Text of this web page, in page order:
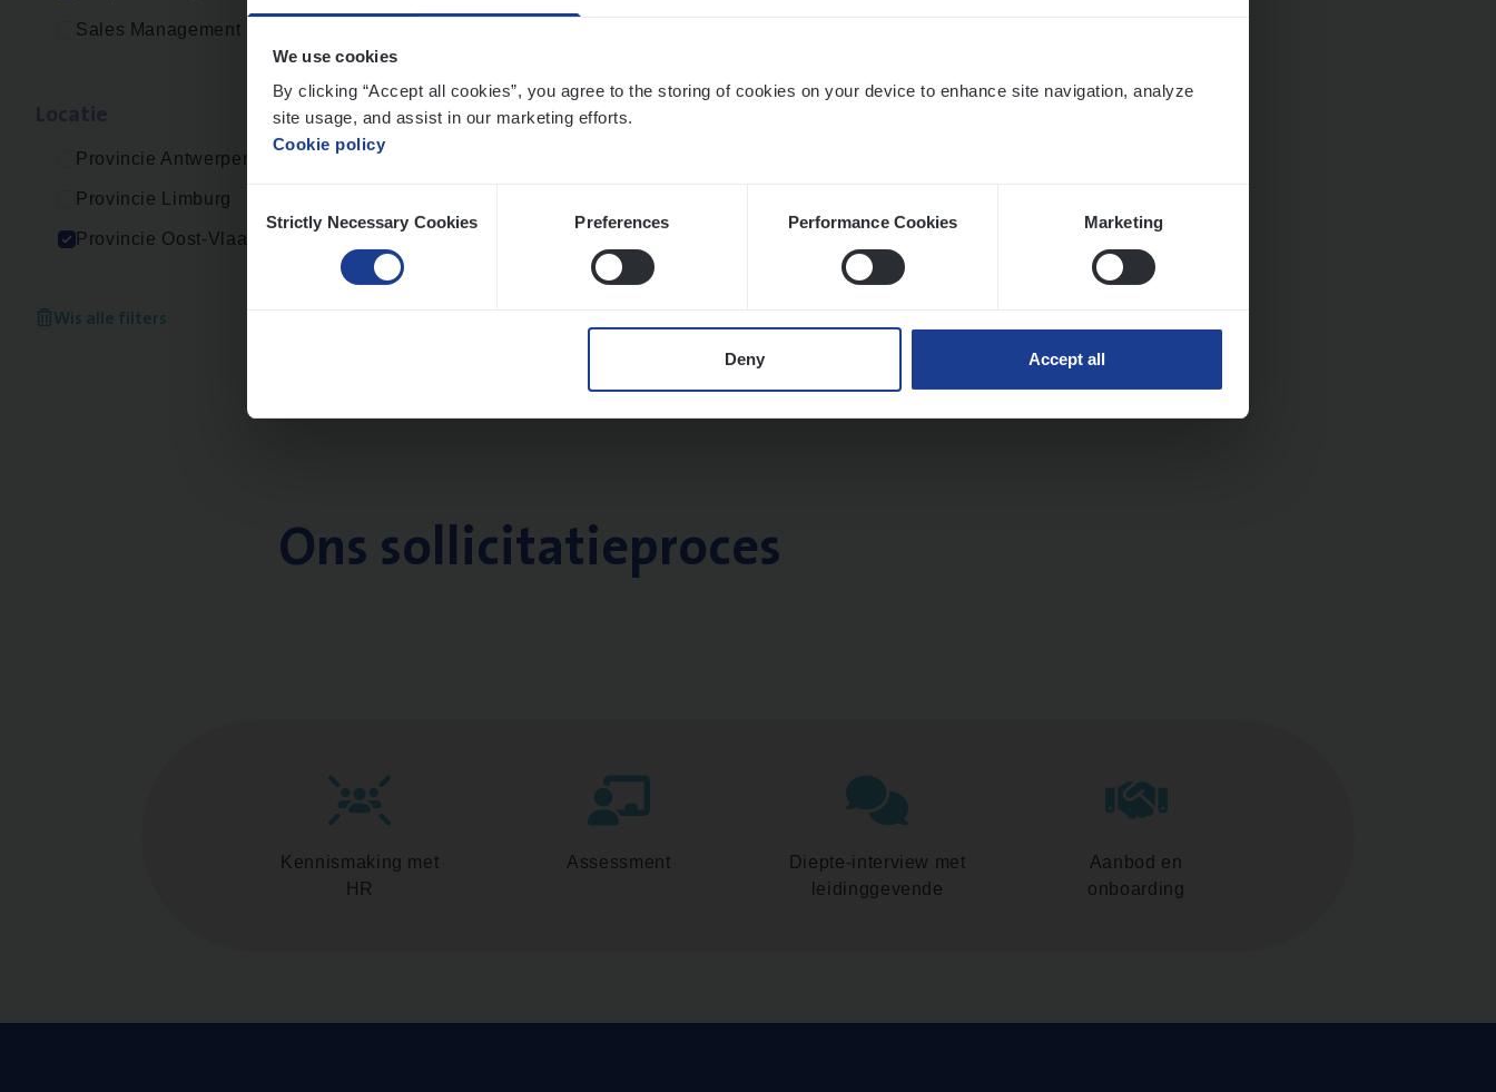
We use cookies
By clicking “Accept all cookies”, you agree to the storing of cookies on your device to enhance site navigation, analyze
site usage, and assist in our marketing efforts.
Cookie policy
Selection
Strictly Necessary Cookies Preferences Performance Cookies Marketing
Deny Accept all
Sales Management
Provincie Antwerpen
Provincie Limburg
Provincie Oost-Vlaanderen
Wis alle filters
Ons sollicitatieproces
Kennismaking met
HR
Assessment
Diepte-interview met
leidinggevende
Aanbod en
onboarding